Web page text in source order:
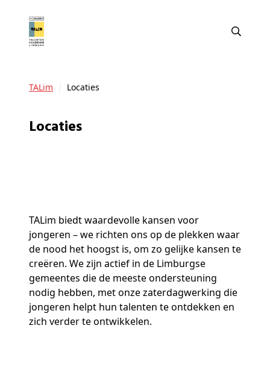
TALim Locaties
Locaties
TALim biedt waardevolle kansen voor
jongeren – we richten ons op de plekken waar
de nood het hoogst is, om zo gelijke kansen te
creëren. We zijn actief in de Limburgse
gemeentes die de meeste ondersteuning
nodig hebben, met onze zaterdagwerking die
jongeren helpt hun talenten te ontdekken en
zich verder te ontwikkelen.